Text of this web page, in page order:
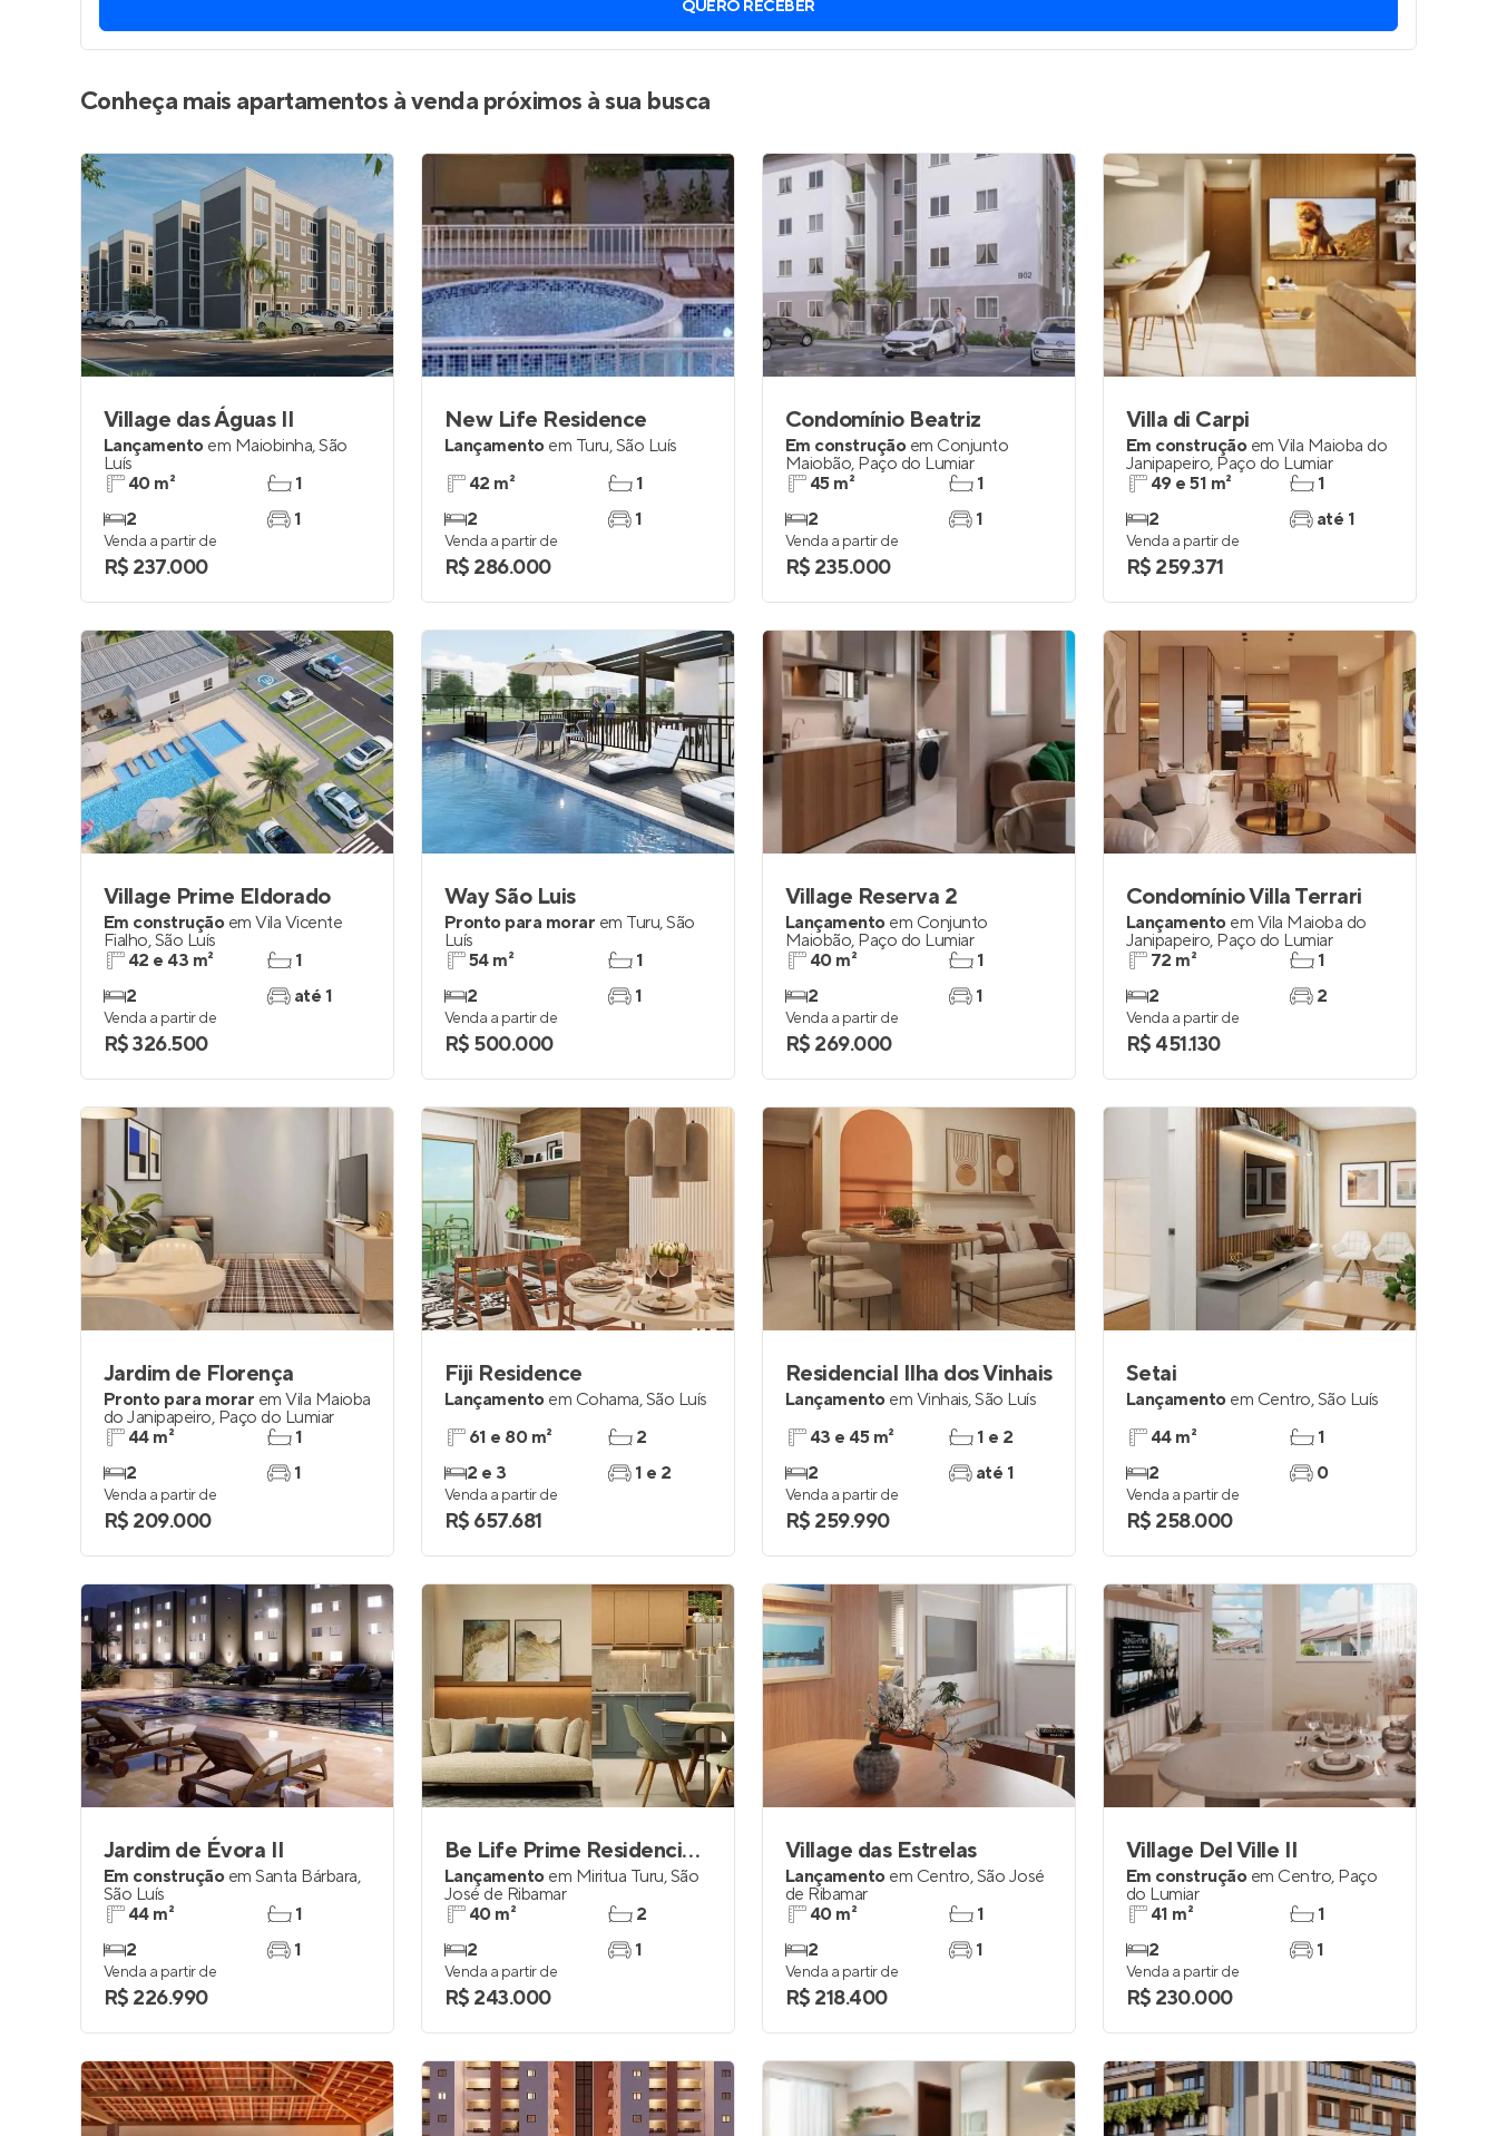
Entrar no Painel de Clientes
QUERO RECEBER
Conheça mais apartamentos à venda próximos à sua busca
Village das Águas II
Lançamento em Maiobinha,São
Luís
40 m²
2
1
1
Venda a partir de
R$ 237.000
New Life Residence
Lançamento em Turu,São Luís
42 m²
2
1
1
Venda a partir de
R$ 286.000
Condomínio Beatriz
Em construção em Conjunto
Maiobão, Paço do Lumiar
45 m²
2
1
1
Venda a partir de
R$ 235.000
Villa di Carpi
Em construção em Vila Maioba do
Janipapeiro, Paço do Lumiar
49 e 51 m²
2
1
até 1
Venda a partir de
R$ 259.371
Village Prime Eldorado
Em construção em Vila Vicente
Fialho,São Luís
42 e 43 m²
2
1
até 1
Venda a partir de
R$ 326.500
Way São Luis
Pronto para morar em Turu,São
Luís
54 m²
2
1
1
Venda a partir de
R$ 500.000
Village Reserva 2
Lançamento em Conjunto
Maiobão, Paço do Lumiar
40 m²
2
1
1
Venda a partir de
R$ 269.000
Condomínio Villa Terrari
Lançamento em Vila Maioba do
Janipapeiro, Paço do Lumiar
72 m²
2
1
2
Venda a partir de
R$ 451.130
Jardim de Florença
Pronto para morar em Vila Maioba
do Janipapeiro, Paço do Lumiar
44 m²
2
1
1
Venda a partir de
R$ 209.000
Fiji Residence
Lançamento em Cohama,São Luís
61 e 80 m²
2 e 3
2
1 e 2
Venda a partir de
R$ 657.681
Residencial Ilha dos Vinhais
Lançamento em Vinhais,São Luís
43 e 45 m²
2
1 e 2
até 1
Venda a partir de
R$ 259.990
Setai
Lançamento em Centro,São Luís
44 m²
2
1
0
Venda a partir de
R$ 258.000
Jardim de Évora II
Em construção em Santa Bárbara,
São Luís
44 m²
2
1
1
Venda a partir de
R$ 226.990
Be Life Prime Residencial Club
Lançamento em Miritua Turu,São
José de Ribamar
40 m²
2
2
1
Venda a partir de
R$ 243.000
Village das Estrelas
Lançamento em Centro,São José
de Ribamar
40 m²
2
1
1
Venda a partir de
R$ 218.400
Village Del Ville II
Em construção em Centro, Paço
do Lumiar
41 m²
2
1
1
Venda a partir de
R$ 230.000